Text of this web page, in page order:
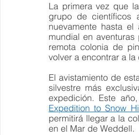
La primera vez que
grupo de científicos
nuevamente hasta
mundial en
remota colonia de
volver a encontrar a
El avistamiento de
silvestre más
expedición. Este
Expedition to Snow
permitirá llegar a la
en el Mar de Weddell.